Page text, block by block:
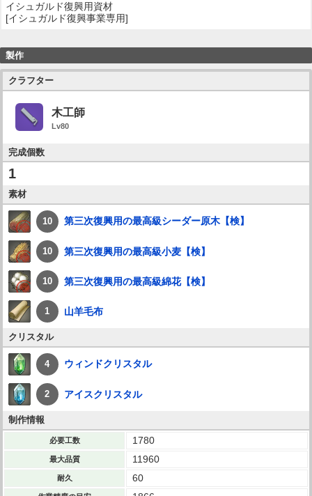
イシュガルド復興用資材
[イシュガルド復興事業専用]
製作
クラフター
木工師
Lv80
完成個数
1
素材
10 第三次復興用の最高級シーダー原木【検】
10 第三次復興用の最高級小麦【検】
10 第三次復興用の最高級綿花【検】
1 山羊毛布
クリスタル
4 ウィンドクリスタル
2 アイスクリスタル
制作情報
必要工数 1780
最大品質 11960
耐久 60